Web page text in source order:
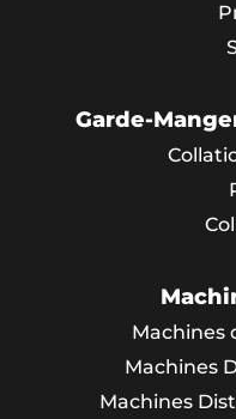
Garde-
Machines
Machines
Machines